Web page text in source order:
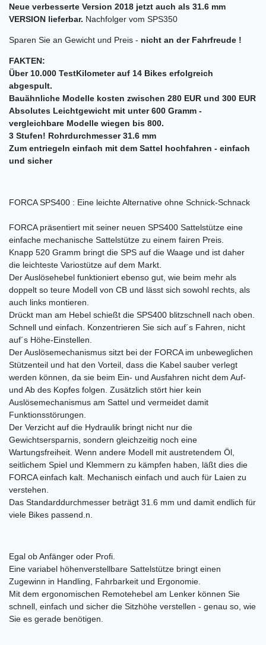
Neue verbesserte Version 2018 jetzt auch als 31.6 mm
VERSION lieferbar. Nachfolger vom SPS350
Sparen Sie an Gewicht und Preis - nicht an der Fahrfreude !
FAKTEN:
Über 10.000 TestKilometer auf 14 Bikes erfolgreich
abgespult.
Bauähnliche Modelle kosten zwischen 280 EUR und 300 EUR
Absolutes Leichtgewicht mit unter 600 Gramm -
vergleichbare Modelle wiegen bis 800.
3 Stufen! Rohrdurchmesser 31.6 mm
Zum entriegeln einfach mit dem Sattel hochfahren - einfach
und sicher
FORCA SPS400 : Eine leichte Alternative ohne Schnick-Schnack
FORCA präsentiert mit seiner neuen SPS400 Sattelstütze eine
einfache mechanische Sattelstütze zu einem fairen Preis.
Knapp 520 Gramm bringt die SPS auf die Waage und ist daher
die leichteste Variostütze auf dem Markt.
Der Auslösehebel funktioniert ebenso gut, wie beim mehr als
doppelt so teure Modell von CB und lässt sich sowohl rechts, als
auch links montieren.
Drückt man am Hebel schießt die SPS400 blitzschnell nach oben.
Schnell und einfach. Konzentrieren Sie sich auf´s Fahren, nicht
auf´s Höhe-Einstellen.
Der Auslösemechanismus sitzt bei der FORCA im unbeweglichen
Stützenteil und hat den Vorteil, dass die Kabel sauber verlegt
werden können, da sie beim Ein- und Ausfahren nicht dem Auf-
und Ab des Kopfes folgen. Zusätzlich stört hier kein
Auslösemechanismus am Sattel und vermeidet damit
Funktionsstörungen.
Der Verzicht auf die Hydraulik bringt nicht nur die
Gewichtsersparnis, sondern gleichzeitig noch eine
Wartungsfreiheit. Wenn andere Modell mit austretendem Öl,
seitlichem Spiel und Klemmern zu kämpfen haben, läßt dies die
FORCA einfach kalt. Mechanisch einfach und auch für Laien zu
verstehen.
Das Standarddurchmesser beträgt 31.6 mm und damit endlich für
viele Bikes passend.n.
Egal ob Anfänger oder Profi.
Eine variabel höhenverstellbare Sattelstütze bringt einen
Zugewinn in Handling, Fahrbarkeit und Ergonomie.
Mit dem ergonomischen Remotehebel am Lenker können Sie
schnell, einfach und sicher die Sitzhöhe verstellen - genau so, wie
Sie es gerade benötigen.